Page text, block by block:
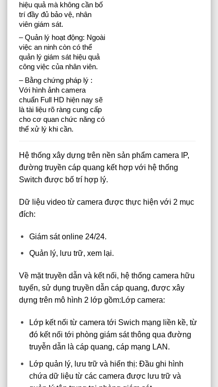
hiệu quả mà không cần bố
trí đầy đủ bảo vệ, nhân
viên giám sát.
– Quản lý hoạt động: Ngoài
việc an ninh còn có thể
quản lý giám sát hiệu quả
công việc của nhân viên.
– Bằng chứng pháp lý :
Với hình ảnh camera
chuẩn Full HD hiện nay sẽ
là tài liệu rõ ràng cung cấp
cho cơ quan chức năng có
thể xử lý khi cần.
Hệ thống xây dựng trên nền sản phẩm camera IP,
đường truyền cáp quang kết hợp với hệ thống
Switch được bố trí hợp lý.
Dữ liệu video từ camera được thực hiện với 2 mục
đích:
Giám sát online 24/24.
Quản lý, lưu trữ, xem lại.
Về mặt truyền dẫn và kết nối, hệ thống camera hữu
tuyến, sử dụng truyền dẫn cáp quang, được xây
dựng trên mô hình 2 lớp gồm:Lớp camera:
Lớp kết nối từ camera tới Swich mạng liền kề, từ
đó kết nối tới phòng giám sát thông qua đường
truyễn dẫn là cáp quang, cáp mạng LAN.
Lớp quản lý, lưu trữ và hiển thị: Đầu ghi hình
chứa dữ liệu từ các camera được lưu trữ và